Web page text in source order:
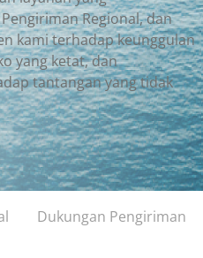
Regional, dan
kami terhadap keunggulan
yang ketat, dan
tantangan yang tidak
Dukungan Pengiriman